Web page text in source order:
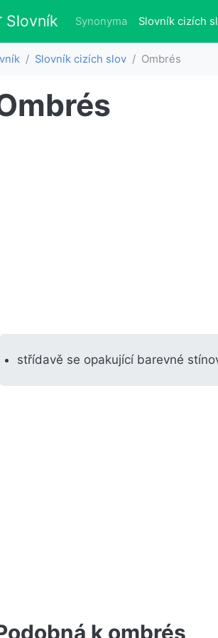
Slovník Slovník
Synonyma Slovník cizích
Slovník cizích slov Ombrés
střídavě se opakující barevné
k ombrés